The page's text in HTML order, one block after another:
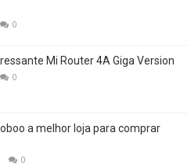
0
Mi Router 4A Giga Version
0
a melhor loja para comprar
0